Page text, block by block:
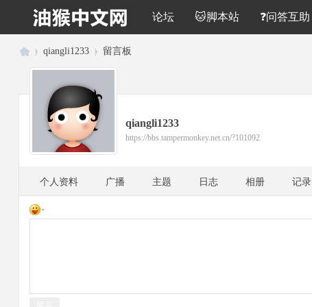
论坛 🐱脚本站 ❓问答互助
› qiangli1233 › 留言板
qiangli1233
https://bbs.tampermonkey.net.cn/?101092
个人资料 广播 主题 日志 相册 记录